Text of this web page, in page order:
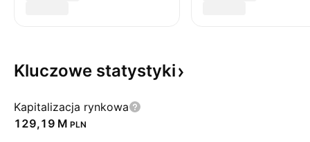
Kluczowe statystyki
Kapitalizacja rynkowa
‪129,19 M‬ PLN